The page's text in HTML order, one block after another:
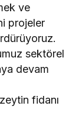
ve
projeler
sektörel
devam
fidanı